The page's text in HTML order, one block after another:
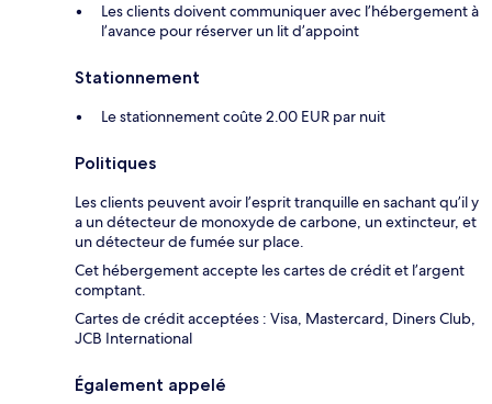
Les clients doivent communiquer avec l’hébergement à
l’avance pour réserver un lit d’appoint
Stationnement
Le stationnement coûte 2.00 EUR par nuit
Politiques
Les clients peuvent avoir l’esprit tranquille en sachant qu’il y
a un détecteur de monoxyde de carbone, un extincteur, et
un détecteur de fumée sur place.
Cet hébergement accepte les cartes de crédit et l’argent
comptant.
Cartes de crédit acceptées : Visa, Mastercard, Diners Club,
JCB International
Également appelé